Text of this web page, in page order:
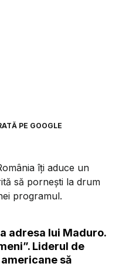
PE GOOGLE
îți aduce un
să pornești la drum
programul.
adresa lui Maduro.
Liderul de
să